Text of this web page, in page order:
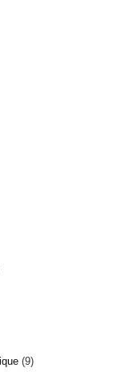
9